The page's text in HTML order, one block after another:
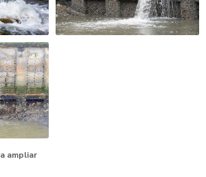
ampliar